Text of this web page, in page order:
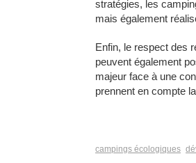
stratégies, les
mais également
Enfin, le respect des
peuvent également
majeur face à une
prennent en compte la
campings écologiques